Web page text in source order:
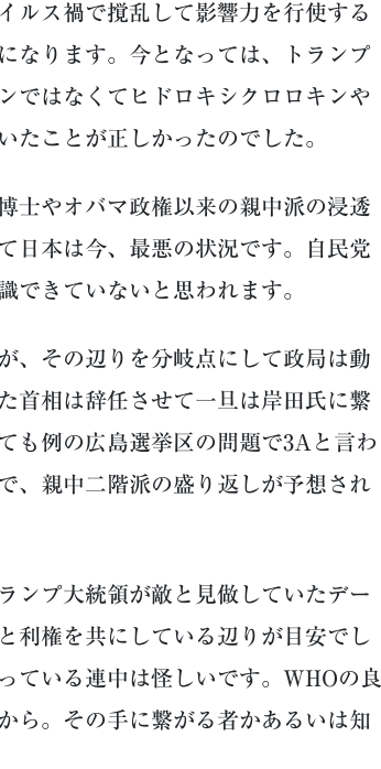
ス禍で撹乱して影響力を行使する
なります。今となっては、トランプ
ではなくてヒドロキシクロロキンや
たことが正しかったのでした。
士やオバマ政権以来の親中派の浸透
日本は今、最悪の状況です。自民党
できていないと思われます。
、その辺りを分岐点にして政局は動
首相は辞任させて一旦は岸田氏に繋
も例の広島選挙区の問題で3Aと言わ
、親中二階派の盛り返しが予想され
ンプ大統領が敵と見做していたデー
利権を共にしている辺りが目安でし
ている連中は怪しいです。WHOの良
ら。その手に繋がる者かあるいは知